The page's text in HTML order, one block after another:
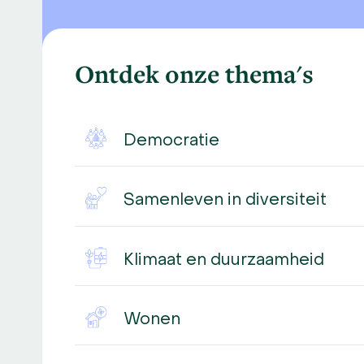
Ontdek onze thema's
Democratie
Samenleven in diversiteit
Klimaat en duurzaamheid
Wonen